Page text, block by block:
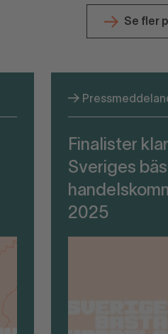
Se fler
Finalister
Sveriges
2025